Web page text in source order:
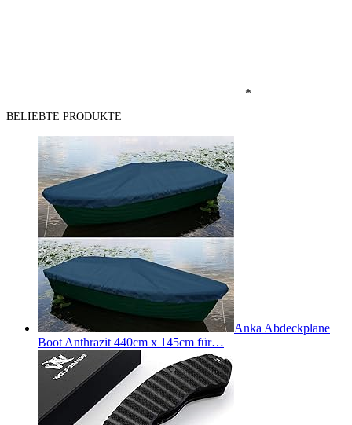
*
BELIEBTE PRODUKTE
Anka Abdeckplane
Boot Anthrazit 440cm x 145cm für…